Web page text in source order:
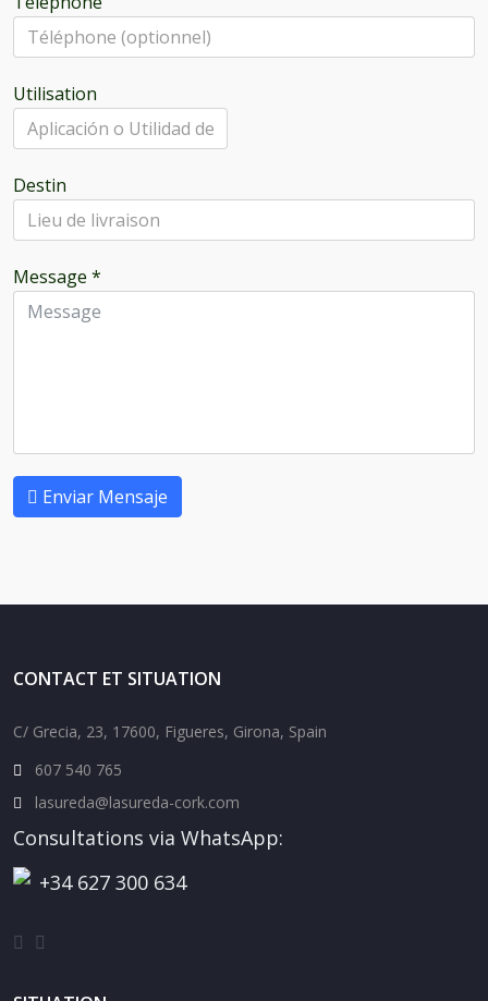
Utilisation
Destin
Message *
Enviar Mensaje
CONTACT ET SITUATION
C/ Grecia, 23, 17600, Figueres, Girona, Spain
607 540 765
lasureda@lasureda-cork.com
Consultations via WhatsApp:
+34 627 300 634